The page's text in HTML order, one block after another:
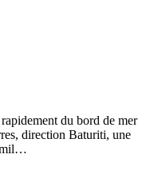
du bord de mer
direction Baturiti, une
…